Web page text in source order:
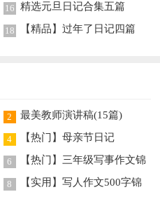
16 精选元旦日记合集五篇
18 【精品】过年了日记四篇
2 最美教师演讲稿(15篇)
4 【热门】母亲节日记
6
【热门】三年级写事作文锦
集七篇
8
【实用】写人作文500字锦